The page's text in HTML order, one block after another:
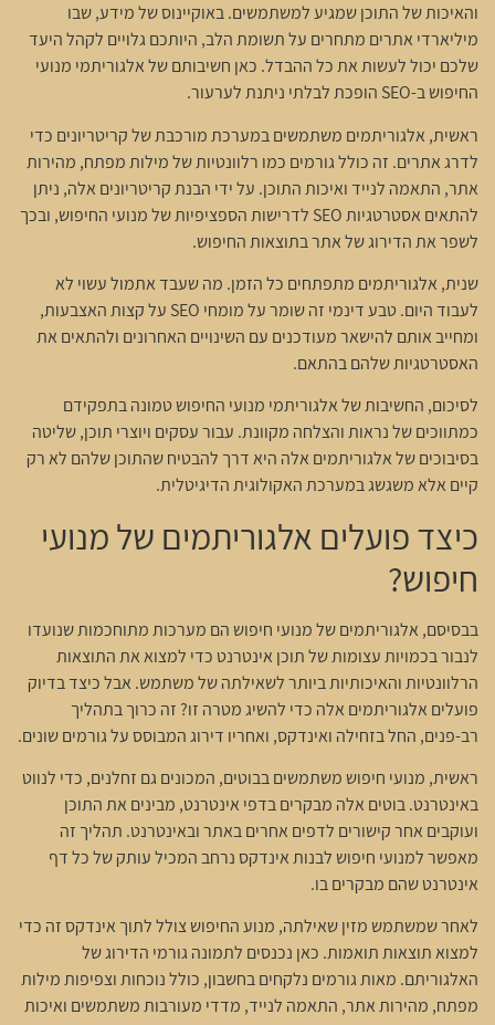
והאיכות של התוכן שמגיע למשתמשים. באוקיינוס של מידע, שבו
מיליארדי אתרים מתחרים על תשומת הלב, היותכם גלויים לקהל היעד
שלכם יכול לעשות את כל ההבדל. כאן חשיבותם של אלגוריתמי מנועי
החיפוש ב-SEO הופכת לבלתי ניתנת לערעור.
ראשית, אלגוריתמים משתמשים במערכת מורכבת של קריטריונים כדי
לדרג אתרים. זה כולל גורמים כמו רלוונטיות של מילות מפתח, מהירות
אתר, התאמה לנייד ואיכות התוכן. על ידי הבנת קריטריונים אלה, ניתן
להתאים אסטרטגיות SEO לדרישות הספציפיות של מנועי החיפוש, ובכך
לשפר את הדירוג של אתר בתוצאות החיפוש.
שנית, אלגוריתמים מתפתחים כל הזמן. מה שעבד אתמול עשוי לא
לעבוד היום. טבע דינמי זה שומר על מומחי SEO על קצות האצבעות,
ומחייב אותם להישאר מעודכנים עם השינויים האחרונים ולהתאים את
האסטרטגיות שלהם בהתאם.
לסיכום, החשיבות של אלגוריתמי מנועי החיפוש טמונה בתפקידם
כמתווכים של נראות והצלחה מקוונת. עבור עסקים ויוצרי תוכן, שליטה
בסיבוכים של אלגוריתמים אלה היא דרך להבטיח שהתוכן שלהם לא רק
קיים אלא משגשג במערכת האקולוגית הדיגיטלית.
כיצד פועלים אלגוריתמים של מנועי
חיפוש?
בבסיסם, אלגוריתמים של מנועי חיפוש הם מערכות מתוחכמות שנועדו
לנבור בכמויות עצומות של תוכן אינטרנט כדי למצוא את התוצאות
הרלוונטיות והאיכותיות ביותר לשאילתה של משתמש. אבל כיצד בדיוק
פועלים אלגוריתמים אלה כדי להשיג מטרה זו? זה כרוך בתהליך
רב-פנים, החל בזחילה ואינדקס, ואחריו דירוג המבוסס על גורמים שונים.
ראשית, מנועי חיפוש משתמשים בבוטים, המכונים גם זחלנים, כדי לנווט
באינטרנט. בוטים אלה מבקרים בדפי אינטרנט, מבינים את התוכן
ועוקבים אחר קישורים לדפים אחרים באתר ובאינטרנט. תהליך זה
מאפשר למנועי חיפוש לבנות אינדקס נרחב המכיל עותק של כל דף
אינטרנט שהם מבקרים בו.
לאחר שמשתמש מזין שאילתה, מנוע החיפוש צולל לתוך אינדקס זה כדי
למצוא תוצאות תואמות. כאן נכנסים לתמונה גורמי הדירוג של
האלגוריתם. מאות גורמים נלקחים בחשבון, כולל נוכחות וצפיפות מילות
מפתח, מהירות אתר, התאמה לנייד, מדדי מעורבות משתמשים ואיכות